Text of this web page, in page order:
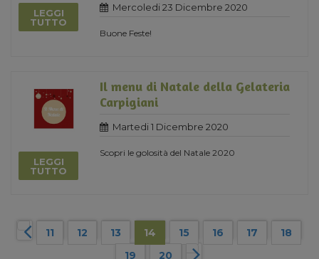
LEGGI
TUTTO
Mercoledi 23 Dicembre 2020
Buone Feste!
LEGGI
TUTTO
Il menu di Natale della Gelateria
Carpigiani
Martedi 1 Dicembre 2020
Scopri le golosità del Natale 2020
11 12 13 14 15 16 17
18
19
20